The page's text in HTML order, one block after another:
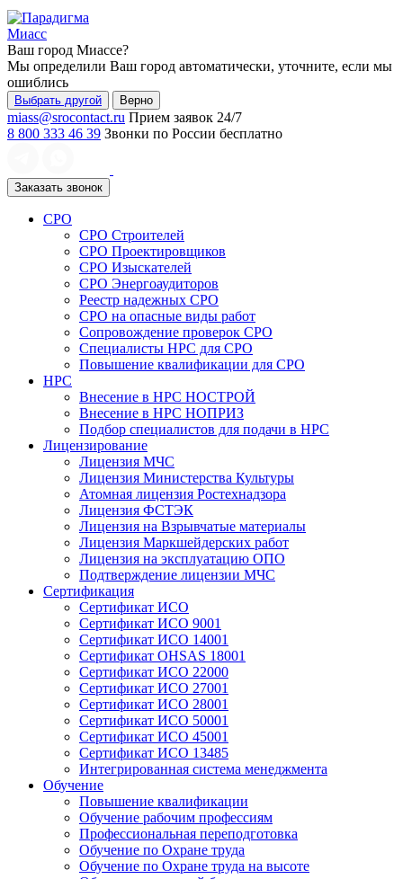
Миасс
Ваш город Миассе?
Мы определили Ваш город автоматически, уточните, если мы
ошиблись
Выбрать другой Верно
miass@srocontact.ru Прием заявок 24/7
8 800 333 46 39 Звонки по России бесплатно
Заказать звонок
СРО
СРО Строителей
СРО Проектировщиков
СРО Изыскателей
СРО Энергоаудиторов
Реестр надежных СРО
СРО на опасные виды работ
Сопровождение проверок СРО
Специалисты НРС для СРО
Повышение квалификации для СРО
НРС
Внесение в НРС НОСТРОЙ
Внесение в НРС НОПРИЗ
Подбор специалистов для подачи в НРС
Лицензирование
Лицензия МЧС
Лицензия Министерства Культуры
Атомная лицензия Ростехнадзора
Лицензия ФСТЭК
Лицензия на Взрывчатые материалы
Лицензия Маркшейдерских работ
Лицензия на эксплуатацию ОПО
Подтверждение лицензии МЧС
Сертификация
Сертификат ИСО
Сертификат ИСО 9001
Сертификат ИСО 14001
Сертификат OHSAS 18001
Сертификат ИСО 22000
Сертификат ИСО 27001
Сертификат ИСО 28001
Сертификат ИСО 50001
Сертификат ИСО 45001
Сертификат ИСО 13485
Интегрированная система менеджмента
Обучение
Повышение квалификации
Обучение рабочим профессиям
Профессиональная переподготовка
Обучение по Охране труда
Обучение по Охране труда на высоте